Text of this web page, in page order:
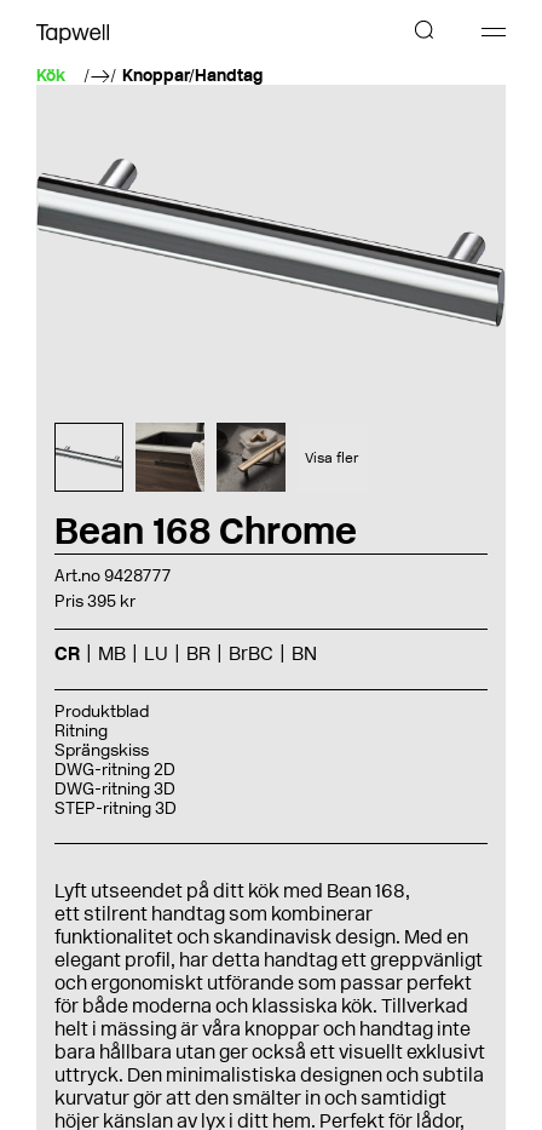
Kök Knoppar/Handtag
Bean 168 Chrome
Art.no 9428777
Pris 395 kr
CR MB LU BR BrBC BN
Produktblad
Ritning
Sprängskiss
DWG-ritning 2D
DWG-ritning 3D
STEP-ritning 3D
Lyft utseendet på ditt kök med Bean 168,
ett stilrent handtag som kombinerar
funktionalitet och skandinavisk design. Med en
elegant profil, har detta handtag ett greppvänligt
och ergonomiskt utförande som passar perfekt
för både moderna och klassiska kök. Tillverkad
helt i mässing är våra knoppar och handtag inte
bara hållbara utan ger också ett visuellt exklusivt
uttryck. Den minimalistiska designen och subtila
kurvatur gör att den smälter in och samtidigt
höjer känslan av lyx i ditt hem. Perfekt för lådor,
Visa fler